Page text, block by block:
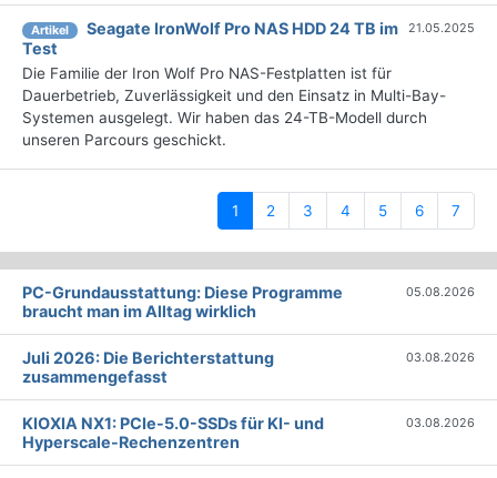
Artikel
Seagate IronWolf Pro NAS HDD 24 TB im
Test
21.05.2025
Die Familie der Iron Wolf Pro NAS-Festplatten ist für
Dauerbetrieb, Zuverlässigkeit und den Einsatz in Multi-Bay-
Systemen ausgelegt. Wir haben das 24-TB-Modell durch
unseren Parcours geschickt.
1 (current)
2 3 4 5 6 7
PC-Grundausstattung: Diese Programme
braucht man im Alltag wirklich
05.08.2026
Juli 2026: Die Bericht­erstattung
zusammengefasst
03.08.2026
KIOXIA NX1: PCIe-5.0-SSDs für KI- und
Hyperscale-Rechenzentren
03.08.2026